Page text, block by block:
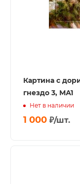
Картина с
гнездо 3, МА1
Нет в наличии
1 000 ₽/шт.